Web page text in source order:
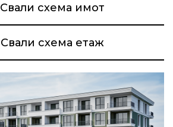
Свали схема имот
Свали схема етаж